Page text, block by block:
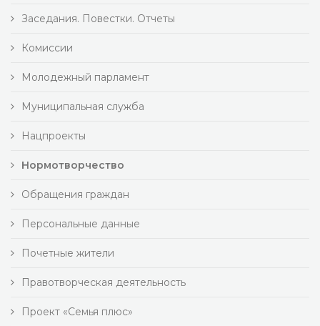
Заседания. Повестки. Отчеты
Комиссии
Молодежный парламент
Муниципальная служба
Нацпроекты
Нормотворчество
Обращения граждан
Персональные данные
Почетные жители
Правотворческая деятельность
Проект «Семья плюс»